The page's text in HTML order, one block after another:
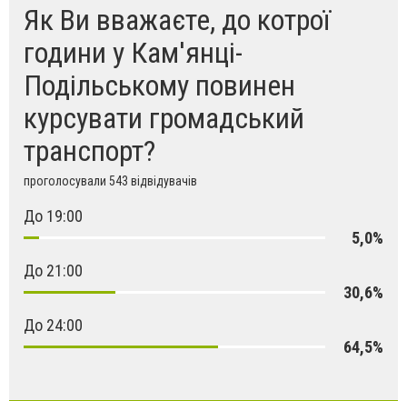
Як Ви вважаєте, до котрої
години у Кам'янці-
Подільському повинен
курсувати громадський
транспорт?
проголосували 543 відвідувачів
До 19:00
5,0%
До 21:00
30,6%
До 24:00
64,5%